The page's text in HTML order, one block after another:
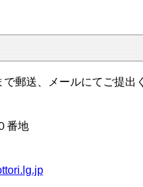
郵送、メールにてご提出
番地